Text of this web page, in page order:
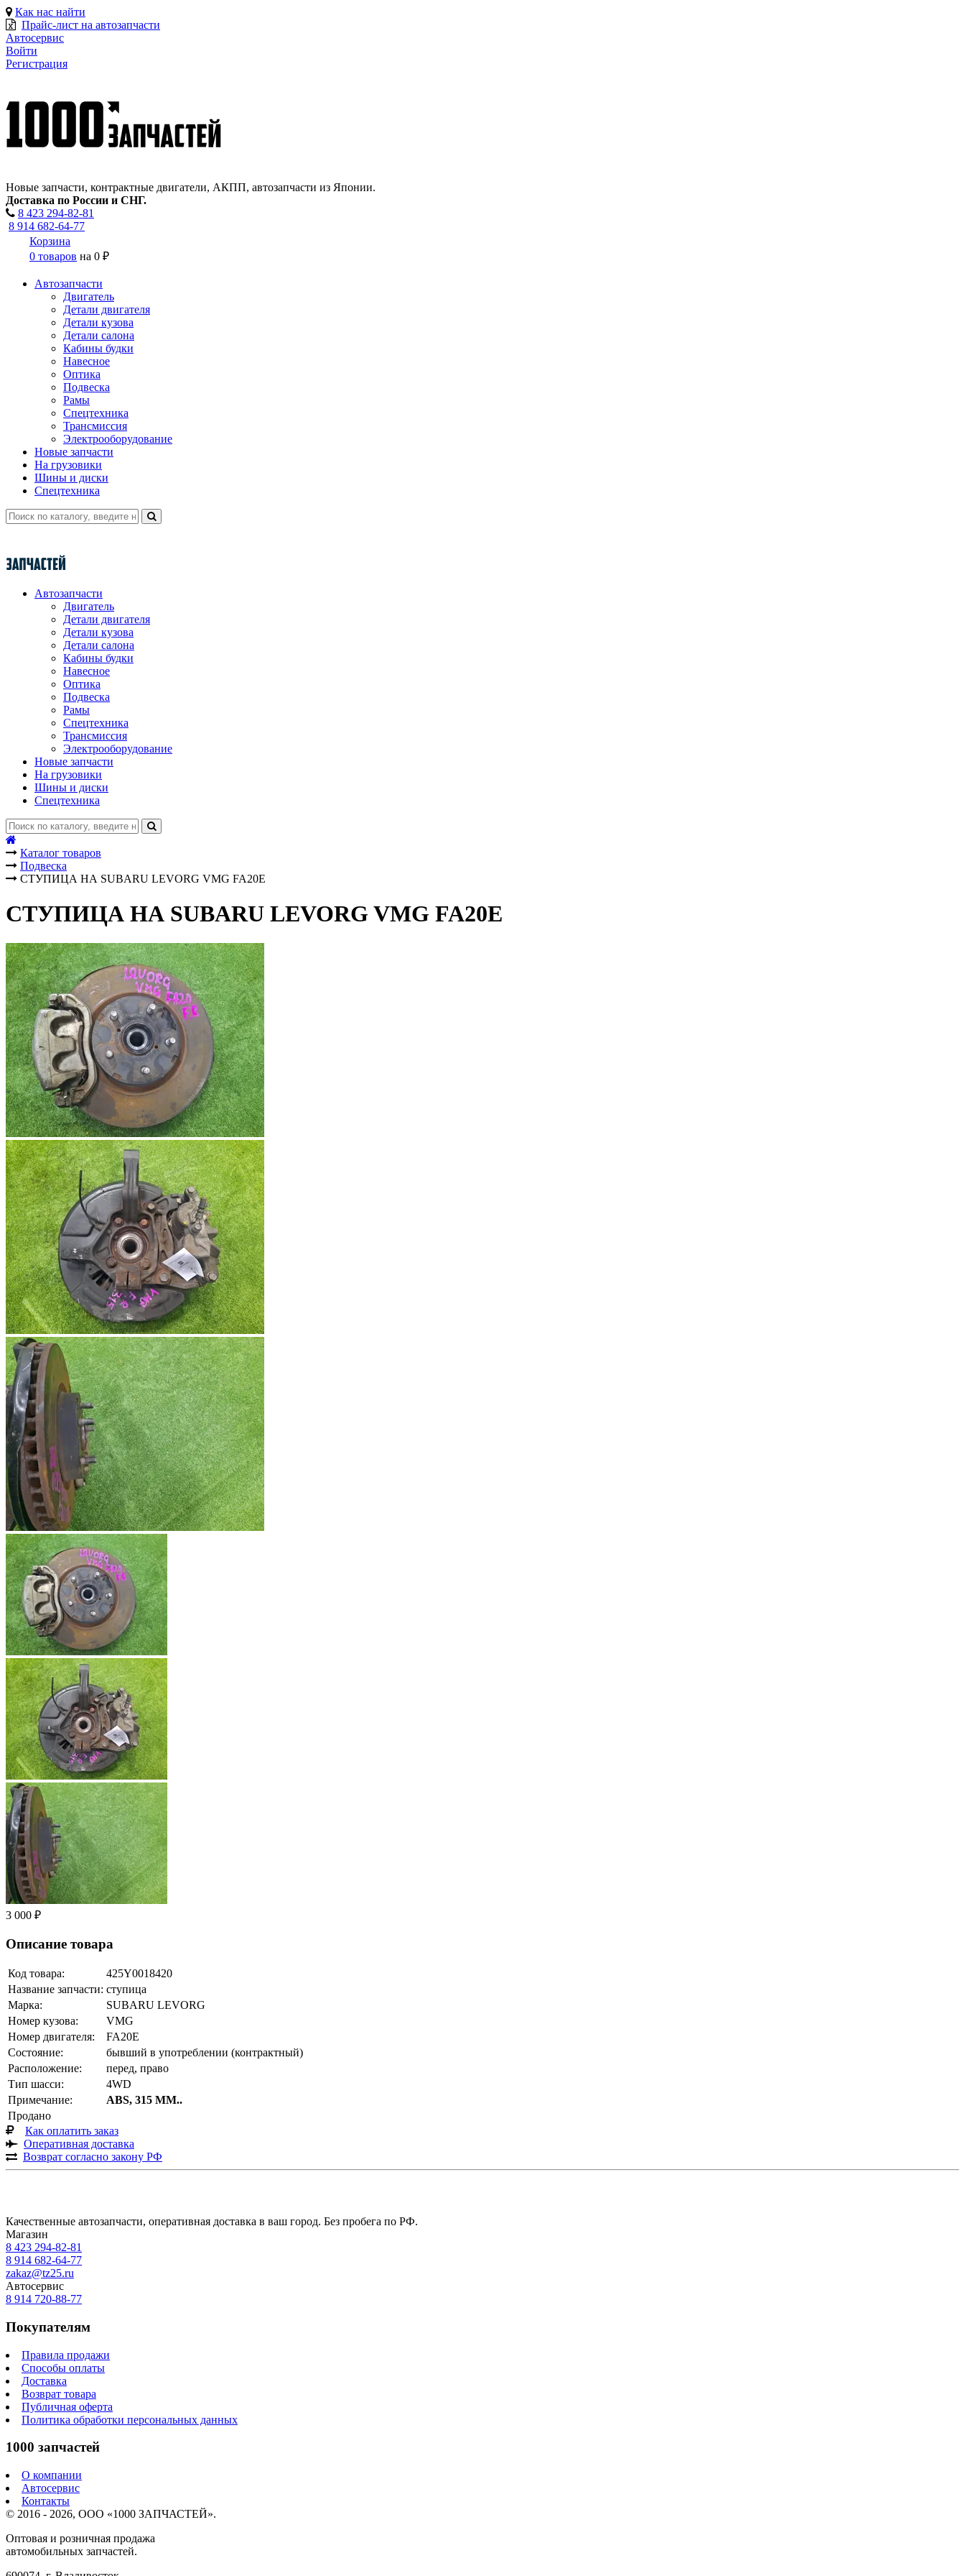
Как нас найти
Прайс-лист на автозапчасти
Автосервис
Войти
Регистрация
Новые запчасти, контрактные двигатели, АКПП, автозапчасти из Японии.
Доставка по России и СНГ.
8 423 294-82-81
8 914 682-64-77
Корзина
0 товаров на 0 ₽
Автозапчасти
Двигатель
Детали двигателя
Детали кузова
Детали салона
Кабины будки
Навесное
Оптика
Подвеска
Рамы
Спецтехника
Трансмиссия
Электрооборудование
Новые запчасти
На грузовики
Шины и диски
Спецтехника
Автозапчасти
Двигатель
Детали двигателя
Детали кузова
Детали салона
Кабины будки
Навесное
Оптика
Подвеска
Рамы
Спецтехника
Трансмиссия
Электрооборудование
Новые запчасти
На грузовики
Шины и диски
Спецтехника
Каталог товаров
Подвеска
СТУПИЦА НА SUBARU LEVORG VMG FA20E
СТУПИЦА НА SUBARU LEVORG VMG FA20E
3 000 ₽
Описание товара
Код товара:
425Y0018420
Название запчасти: ступица
Марка:
SUBARU LEVORG
Номер кузова:
VMG
Номер двигателя:
FA20E
Состояние:
бывший в употреблении (контрактный)
Расположение:
перед, право
Тип шасси:
4WD
Примечание:
ABS, 315 ММ..
Продано
Как оплатить заказ
Оперативная доставка
Возврат согласно закону РФ
Качественные автозапчасти, оперативная доставка в ваш город. Без пробега по РФ.
Магазин
8 423 294-82-81
8 914 682-64-77
zakaz@tz25.ru
Автосервис
8 914 720-88-77
Покупателям
Правила продажи
Способы оплаты
Доставка
Возврат товара
Публичная оферта
Политика обработки персональных данных
1000 запчастей
О компании
Автосервис
Контакты
© 2016 - 2026, ООО «1000 ЗАПЧАСТЕЙ».
Оптовая и розничная продажа
автомобильных запчастей.